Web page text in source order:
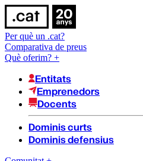
Per què un .cat?
Comparativa de preus
Què oferim? +
Entitats
Emprenedors
Docents
Dominis curts
Dominis defensius